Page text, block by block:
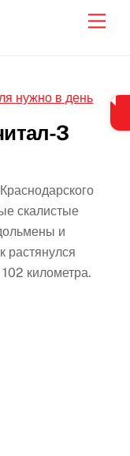
3
скалистые
и
растянулся
километра.